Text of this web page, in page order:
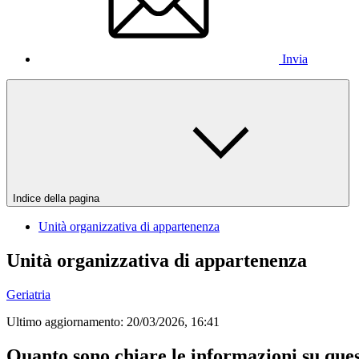
Invia
Indice della pagina
Unità organizzativa di appartenenza
Unità organizzativa di appartenenza
Geriatria
Ultimo aggiornamento: 20/03/2026, 16:41